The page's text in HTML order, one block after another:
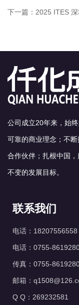
下一篇： 2025 ITES
公司成立20年来，始
可靠的商业理念；不
合作伙伴；扎根中国
不变的发展目标。
联系我们
电话：18207556558
电话：0755-
传真：0755-
邮箱：
Q Q：269232581